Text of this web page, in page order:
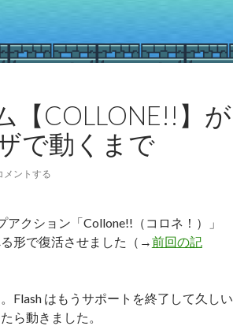
【COLLONE!!】が
で動くまで
メントする
アクション「Collone!!（コロネ！）」
形で復活させました（→前回の記
Flash はもうサポートを終了して久しい
ら動きました。